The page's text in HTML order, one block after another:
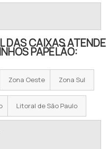
DAS CAIXAS ATENDE
PAPELÃO:
Zona Oeste Zona Sul
Litoral de São Paulo